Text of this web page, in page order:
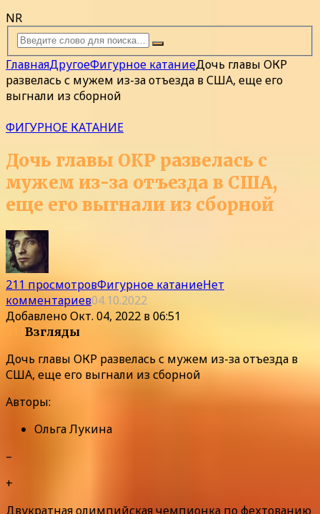
NR
ГлавнаяДругоеФигурное катаниеДочь главы ОКР
развелась с мужем из-за отъезда в США, еще его
выгнали из сборной
ФИГУРНОЕ КАТАНИЕ
Дочь главы ОКР развелась с
мужем из-за отъезда в США,
еще его выгнали из сборной
211 просмотровФигурное катаниеНет
комментариев04.10.2022
ДобавленоОкт. 04, 2022 в 06:51
Взгляды
Дочь главы ОКР развелась с мужем из-за отъезда в
США, еще его выгнали из сборной
Авторы:
Ольга Лукина
–
+
Двукратная олимпийская чемпионка по фехтованию